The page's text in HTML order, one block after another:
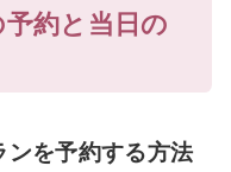
約と当日の
を予約する方法